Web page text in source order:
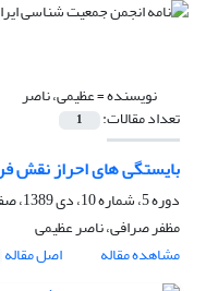
نویسنده =عظیمی، ناصر
تعداد مقالات: 1
بایستگی های احراز نقش
دوره 5، شماره 10، دی 1389، صفحه
مظفر صرافی، ناصر عظیمی
مشاهده مقاله
اصل مقاله